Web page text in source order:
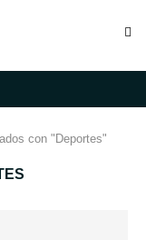
con "Deportes"